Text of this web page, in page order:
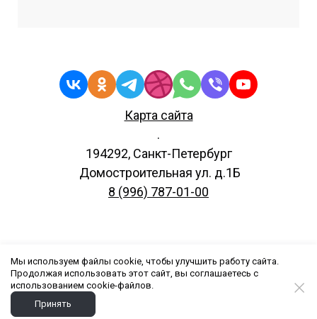
Карта сайта
.
194292, Санкт-Петербург
Домостроительная ул. д.1Б
8 (996) 787-01-00
© 2020 - 2024
ООО"Карс".
Мы используем файлы cookie, чтобы улучшить работу сайта.
Продолжая использовать этот сайт, вы соглашаетесь с
использованием cookie-файлов.
Принять